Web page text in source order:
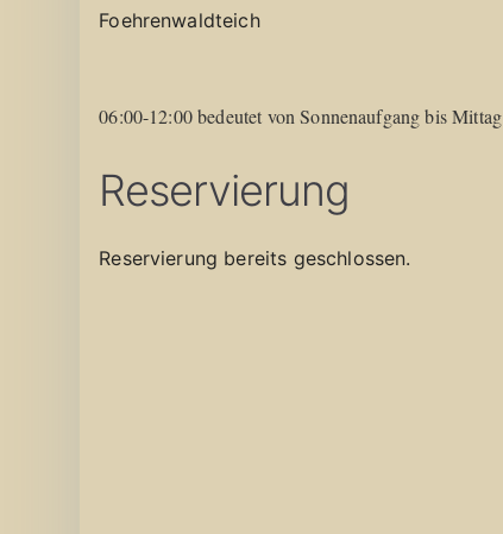
Foehrenwaldteich
06:00-12:00 bedeutet von Sonnenaufgang bis Mittag
Reservierung
Reservierung bereits geschlossen.